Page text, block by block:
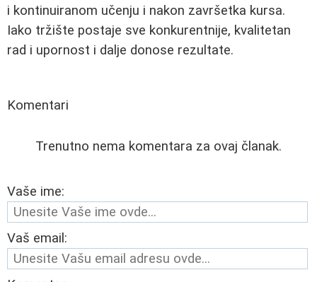
i kontinuiranom učenju i nakon završetka kursa.
Iako tržište postaje sve konkurentnije, kvalitetan
rad i upornost i dalje donose rezultate.
Komentari
Trenutno nema komentara za ovaj članak.
Vaše ime:
Vaš email: